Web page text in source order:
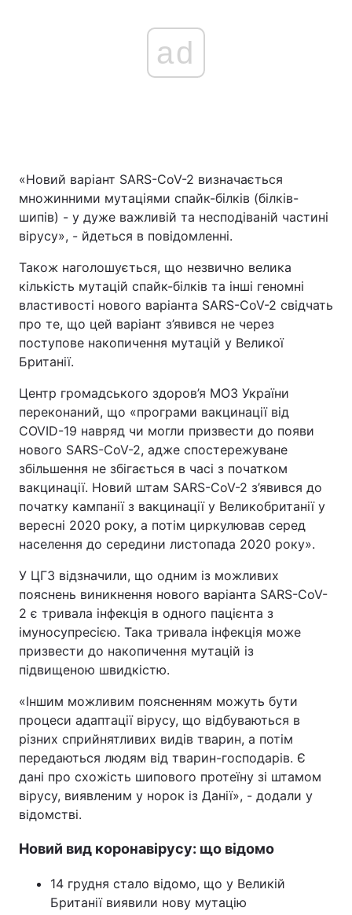
ad
«Новий варіант SARS-CoV-2 визначається
множинними мутаціями спайк-білків (білків-
шипів) - у дуже важливій та несподіваній частині
вірусу», - йдеться в повідомленні.
Також наголошується, що незвично велика
кількість мутацій спайк-білків та інші геномні
властивості нового варіанта SARS-CoV-2 свідчать
про те, що цей варіант з’явився не через
поступове накопичення мутацій у Великої
Британії.
Центр громадського здоров’я МОЗ України
переконаний, що «програми вакцинації від
COVID-19 навряд чи могли призвести до появи
нового SARS-CoV-2, адже спостережуване
збільшення не збігається в часі з початком
вакцинації. Новий штам SARS-CoV-2 з’явився до
початку кампанії з вакцинації у Великобританії у
вересні 2020 року, а потім циркулював серед
населення до середини листопада 2020 року».
У ЦГЗ відзначили, що одним із можливих
пояснень виникнення нового варіанта SARS-CoV-
2 є тривала інфекція в одного пацієнта з
імуносупресією. Така тривала інфекція може
призвести до накопичення мутацій із
підвищеною швидкістю.
«Іншим можливим поясненням можуть бути
процеси адаптації вірусу, що відбуваються в
різних сприйнятливих видів тварин, а потім
передаються людям від тварин-господарів. Є
дані про схожість шипового протеїну зі штамом
вірусу, виявленим у норок із Данії», - додали у
відомстві.
Новий вид коронавірусу: що відомо
14 грудня стало відомо, що у Великій
Британії виявили нову мутацію